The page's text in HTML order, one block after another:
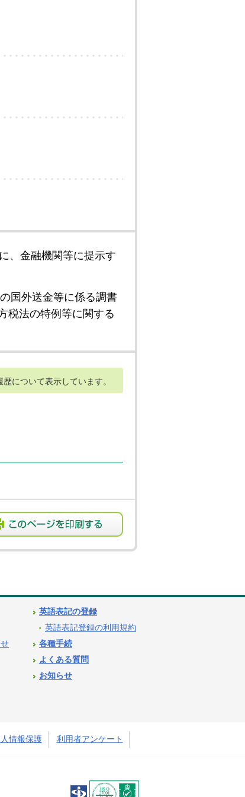
、金融機関等に提示す
国外送金等に係る調書
税法の特例等に関する
について表示しています。
英語表記の登録
英語表記登録の利用規約
各種手続
よくある質問
お知らせ
情報保護 利用者アンケート